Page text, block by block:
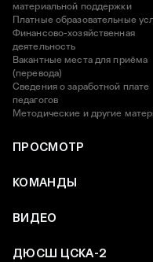
материальной поддержки
Платные образовательные
Финансово-хозяйственная
деятельность
Вакантные места для приёма
(перевода)
Сведения о заработной плате
педагогов
Методические и другие
ПРОСМОТР
КОМАНДЫ
ВИДЕО
ДЮСШ ЦСКА-2